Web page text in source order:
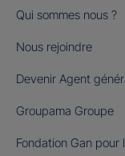
Qui sommes nous ?
Nous rejoindre
Devenir Agent
Groupama Groupe
Fondation Gan pour